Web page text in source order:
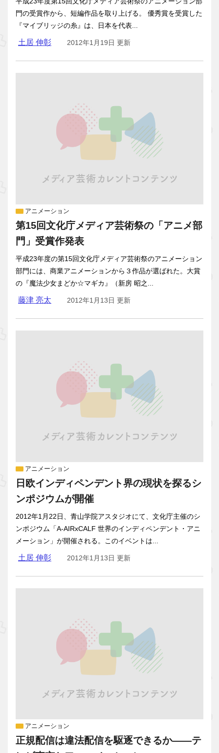
門の受賞作から、短編作品を取り上げる。 優秀賞を受賞した
『マイブリッジの糸』は、日本を代表...
土居 伸彰 2012年1月19日 更新
アニメーション
第15回文化庁メディア芸術祭の「アニメ部
門」受賞作発表
平成23年度の第15回文化庁メディア芸術祭のアニメーション
部門には、商業アニメーションから３作品が選ばれた。大賞
の『魔法少女まどか☆マギカ』（新房 昭之...
藤津 亮太 2012年1月13日 更新
アニメーション
日欧インディペンデント界の現状を探るシ
ンポジウムが開催
2012年1月22日、青山学院アスタジオにて、文化庁主催のシ
ンポジウム「A-AIRxCALF 世界のインディペンデント・アニ
メーション」が開催される。このイベントは...
土居 伸彰 2012年1月13日 更新
アニメーション
正規配信は違法配信を駆逐できるか——テ